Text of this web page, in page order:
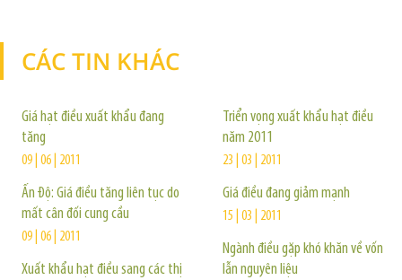
CÁC TIN KHÁC
Giá hạt điều xuất khẩu đang
tăng
09 | 06 | 2011
Ấn Độ: Giá điều tăng liên tục do
mất cân đối cung cầu
09 | 06 | 2011
Xuất khẩu hạt điều sang các thị
Triển vọng xuất khẩu hạt điều
năm 2011
23 | 03 | 2011
Giá điều đang giảm mạnh
15 | 03 | 2011
Ngành điều gặp khó khăn về vốn
lẫn nguyên liệu